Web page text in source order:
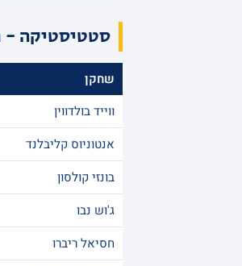
סטטיסטיקה -
שחקן
ווייד בולדווין
אנטוניוס קליבלנד
בונזי קולסון
ג'וש נבו
חסיאל ריברו